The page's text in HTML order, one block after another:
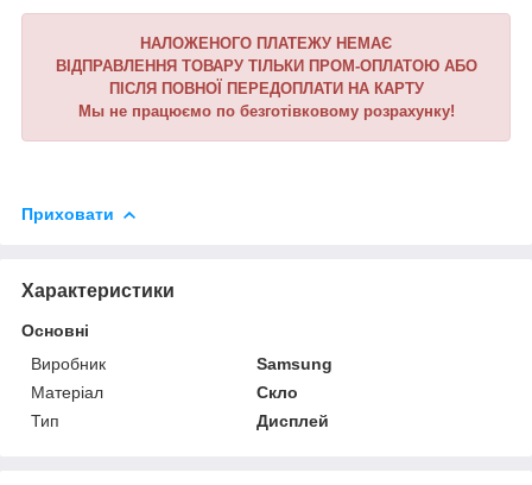
НАЛОЖЕНОГО ПЛАТЕЖУ НЕМАЄ
ВІДПРАВЛЕННЯ ТОВАРУ ТІЛЬКИ ПРОМ-ОПЛАТОЮ АБО
ПІСЛЯ ПОВНОЇ ПЕРЕДОПЛАТИ НА КАРТУ
Мы не працюємо по безготівковому розрахунку!
Приховати
Характеристики
Основні
Виробник
Samsung
Матеріал
Скло
Тип
Дисплей